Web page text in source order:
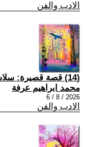
الادب والفن
(14) قصة قصيرة: سلاسل الكرامة
محمد ابراهيم عرفة
2026 / 8 / 6
الادب والفن